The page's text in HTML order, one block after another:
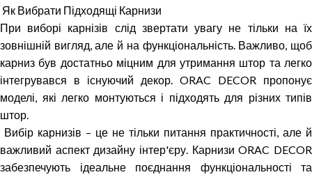
Як Вибрати Підходящі Карнизи
При виборі карнізів слід звертати увагу не тільки на їх
зовнішній вигляд, але й на функціональність. Важливо, щоб
карниз був достатньо міцним для утримання штор та легко
інтегрувався в існуючий декор. ORAC DECOR пропонує
моделі, які легко монтуються і підходять для різних типів
штор.
Вибір карнизів – це не тільки питання практичності, але й
важливий аспект дизайну інтер'єру. Карнизи ORAC DECOR
забезпечують ідеальне поєднання функціональності та